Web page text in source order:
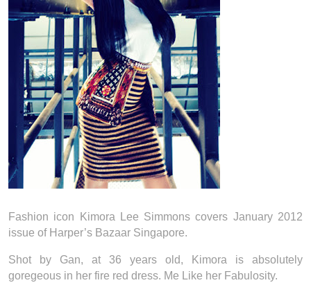
Fashion icon Kimora Lee Simmons covers January 2012
issue of Harper’s Bazaar Singapore.
Shot by Gan, at 36 years old, Kimora is absolutely
goregeous in her fire red dress. Me Like her Fabulosity.